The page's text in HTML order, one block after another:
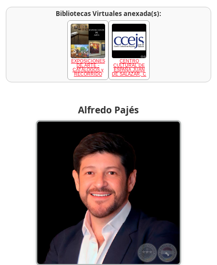
Alfredo Pajés
Bibliotecas Virtuales anexada(s):
EXPOSICIONES
DE ARTE -
CATÁLOGOS y
RECORRIDO
CENTRO
CULTURAL DE
ESPAÑA JUAN
DE SALAZAR, C